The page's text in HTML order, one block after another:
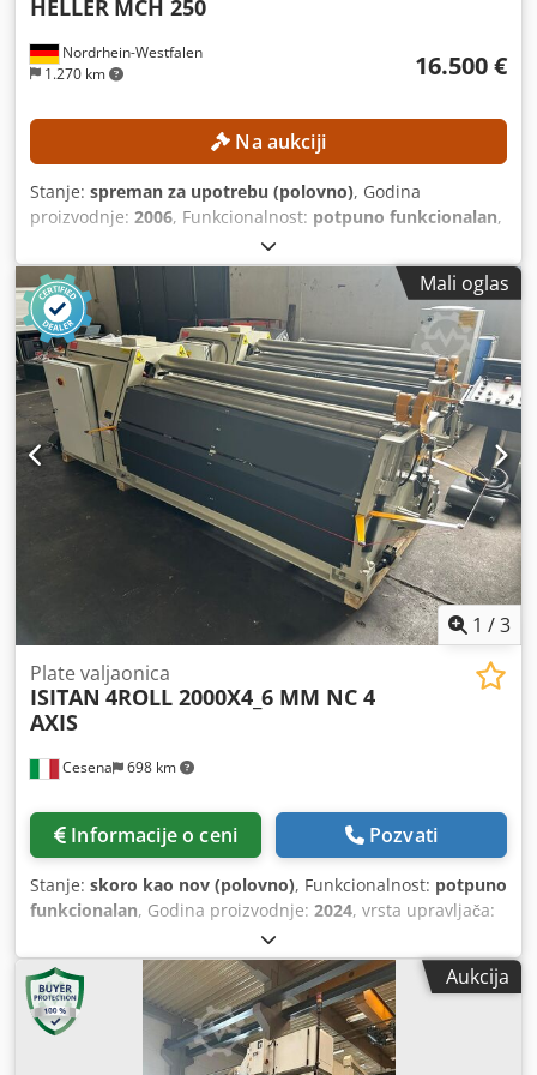
Nordrhein-Westfalen
1.270 km
HELLER MCH 250
16.500 €
Na aukciji
Stanje: spreman za upotrebu (polovno), Godina
proizvodnje: 2006, Funkcionalnost: potpuno funkcionalan,
udaljenost pomeranja ose X:800 mm
radni hod Z-ose:800 mm, model kontrolera:Siemens
840D, brzina vretena (maks.): 12.500 o/min , TEHNIČKE
KARAKTERISTIKE Hodovi po X-osi: 800 mm Hodovi po Y-osi:
800 mm Hodovi po Z-osi: 800 mm Brzina rotacije vretena:
12.500 obrtaja u minuti Osovine: 4 Chjdpfx Abozncnkoisa
Dimenzije palete: 630 × 630 mm Maksimalna dužina alata:
600 mm DETALJI O MAŠINI Upravljački sistem: Siemens
840D
Mali oglas
1 /3
Cesena 698 km
Plate valjaonica
ISITAN 4ROLL 2000X4_6 MM NC 4
AXIS
Informacije o ceni Pozvati
Stanje: skoro kao nov (polovno), Funkcionalnost: potpuno
funkcionalan, Godina proizvodnje: 2024, vrsta upravljača:
, stepen automatizacije:
aktuacije:hidraulični, proizvođač kontrolera:SIEMENS,
model kontrolera:
PLC, broj valjaka:4, prečnik donjeg
valjka:
150 mm, prečnik valjka (gornji):150 mm
bočnog valjka:
140 mm, prečnik valjka:150 mm
2.050 mm, radna širina: 2.000 mm, podešavanje
Aukcija